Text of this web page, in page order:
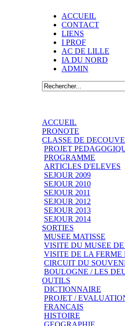
ACCUEIL
CONTACT
LIENS
I PROF
AC DE LILLE
IA DU NORD
ADMIN
ACCUEIL
PRONOTE
CLASSE DE
PROJET
PROGRAMME
ARTICLES D'ELEVES
SEJOUR 2009
SEJOUR 2010
SEJOUR 2011
SEJOUR 2012
SEJOUR 2013
SEJOUR 2014
SORTIES
MUSEE MATISSE
VISITE DU MUSEE
VISITE DE LA
CIRCUIT DU
BOULOGNE / LES
OUTILS
DICTIONNAIRE
PROJET /
FRANCAIS
HISTOIRE
GEOGRAPHIE